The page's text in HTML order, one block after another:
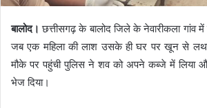
बालोद। छत्तीसगढ़ के बालोद जिले के नेवारीकला गांव
जब एक महिला की लाश उसके ही घर पर खून से
मौके पर पहुंची पुलिस ने शव को अपने कब्जे में लिया
भेज दिया।